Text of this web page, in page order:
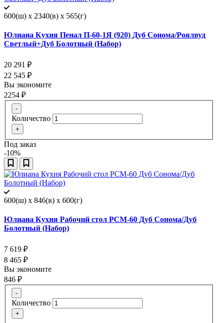
600(ш) x 2340(в) x 565(г)
Юлиана Кухня Пенал П-60-1Я (920) Дуб Сонома/Роялвуд
Светлый+Дуб Болотный (Набор)
20 291 ₽
22 545 ₽
Вы экономите
2254 ₽
-
Количество
+
Под заказ
-10%
600(ш) x 846(в) x 600(г)
Юлиана Кухня Рабочий стол РСМ-60 Дуб Сонома/Дуб
Болотный (Набор)
7 619 ₽
8 465 ₽
Вы экономите
846 ₽
-
Количество
+